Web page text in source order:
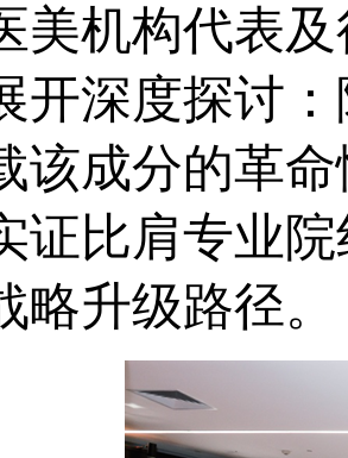
美机构代表
开深度探讨
该成分的革
证比肩专业
略升级路径。